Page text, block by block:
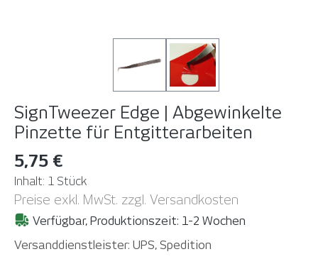
SignTweezer Edge | Abgewinkelte
Pinzette für Entgitterarbeiten
5,75 €
Inhalt: 1 Stück
Preise exkl. MwSt. zzgl. Versandkosten
Verfügbar, Produktionszeit: 1-2 Wochen
Versanddienstleister: UPS, Spedition